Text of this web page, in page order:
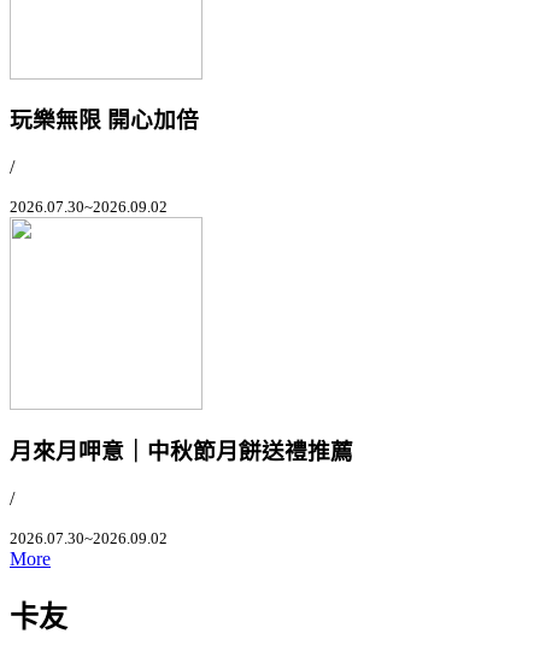
玩樂無限 開心加倍
/
2026.07.30~2026.09.02
月來月呷意｜中秋節月餅送禮推薦
/
2026.07.30~2026.09.02
More
卡友